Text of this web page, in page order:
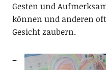
Gesten und
können und anderen
Gesicht zaubern.